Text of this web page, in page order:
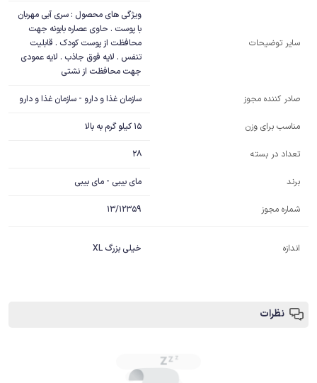
سایر توضیحات
جهت محافظت از نشتی
صادر کننده مجوز سازمان غذا و دارو - سازمان غذا و دارو
مناسب برای وزن 15 کیلو گرم به بالا
تعداد در بسته 28
برند مای بیبی - مای بیبی
شماره مجوز 13/12359
اندازه خیلی بزرگ XL
نظرات